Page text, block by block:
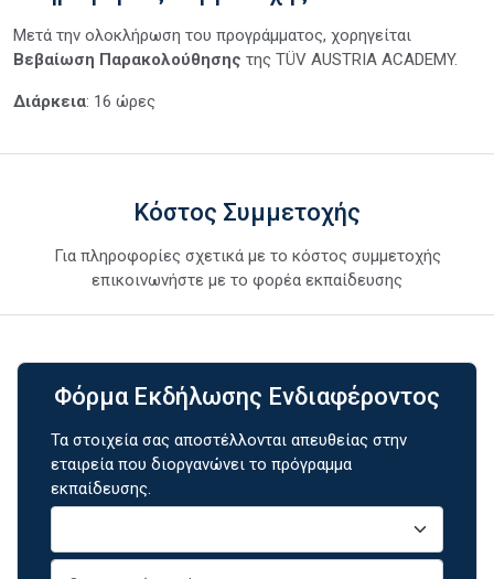
Μετά την ολοκλήρωση του προγράμματος, χορηγείται
Βεβαίωση Παρακολούθησης της TÜV AUSTRIA ACADEMY.
Διάρκεια: 16 ώρες
Κόστος Συμμετοχής
Για πληροφορίες σχετικά με το κόστος συμμετοχής
επικοινωνήστε με το φορέα εκπαίδευσης
Φόρμα Εκδήλωσης Ενδιαφέροντος
Τα στοιχεία σας αποστέλλονται απευθείας στην
εταιρεία που διοργανώνει το πρόγραμμα
εκπαίδευσης.